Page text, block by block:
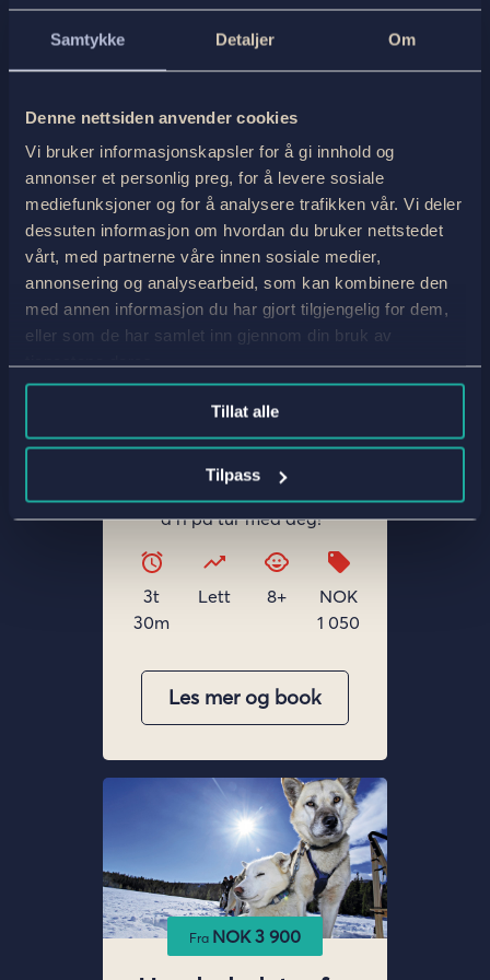
Samtykke Detaljer Om
Denne nettsiden anvender cookies
Vi bruker informasjonskapsler for å gi innhold og
annonser et personlig preg, for å levere sosiale
mediefunksjoner og for å analysere trafikken vår. Vi deler
dessuten informasjon om hvordan du bruker nettstedet
vårt, med partnerne våre innen sosiale medier,
annonsering og analysearbeid, som kan kombinere den
med annen informasjon du har gjort tilgjengelig for dem,
eller som de har samlet inn gjennom din bruk av
tjenestene deres.
Tillat alle
Tilpass